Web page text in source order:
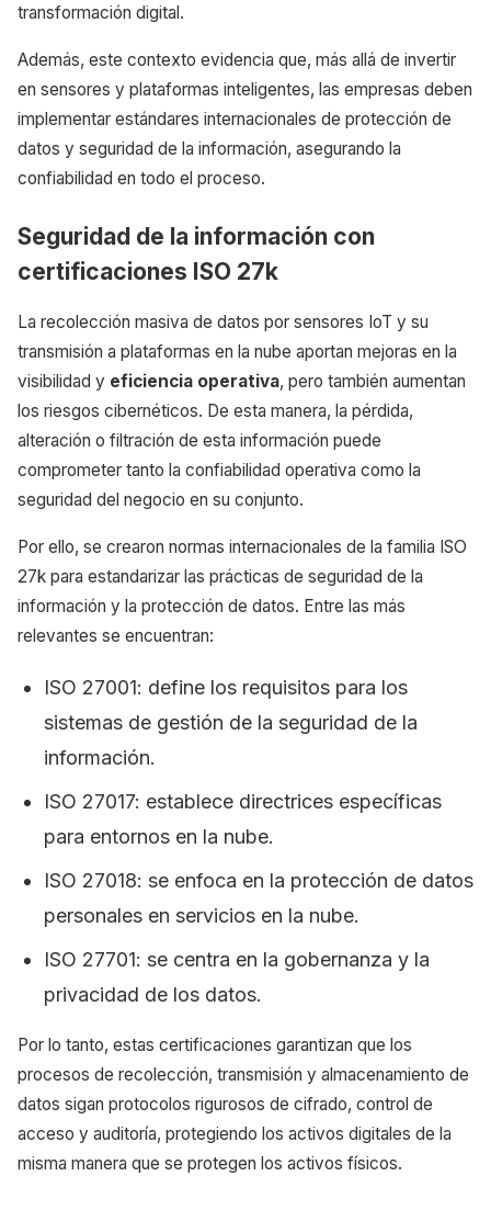
transformación digital.
Además, este contexto evidencia que, más allá de invertir
en sensores y plataformas inteligentes, las empresas deben
implementar estándares internacionales de protección de
datos y seguridad de la información, asegurando la
confiabilidad en todo el proceso.
Seguridad de la información con
certificaciones ISO 27k
La recolección masiva de datos por sensores IoT y su
transmisión a plataformas en la nube aportan mejoras en la
visibilidad y eficiencia operativa, pero también aumentan
los riesgos cibernéticos. De esta manera, la pérdida,
alteración o filtración de esta información puede
comprometer tanto la confiabilidad operativa como la
seguridad del negocio en su conjunto.
Por ello, se crearon normas internacionales de la familia ISO
27k para estandarizar las prácticas de seguridad de la
información y la protección de datos. Entre las más
relevantes se encuentran:
ISO 27001: define los requisitos para los
sistemas de gestión de la seguridad de la
información.
ISO 27017: establece directrices específicas
para entornos en la nube.
ISO 27018: se enfoca en la protección de datos
personales en servicios en la nube.
ISO 27701: se centra en la gobernanza y la
privacidad de los datos.
Por lo tanto, estas certificaciones garantizan que los
procesos de recolección, transmisión y almacenamiento de
datos sigan protocolos rigurosos de cifrado, control de
acceso y auditoría, protegiendo los activos digitales de la
misma manera que se protegen los activos físicos.